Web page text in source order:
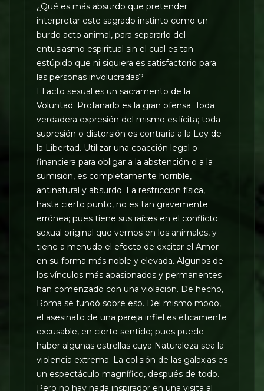
¿Qué es más absurdo que pretender
interpretar este sagrado instinto como un
burdo acto animal, para separarlo del
entusiasmo espiritual sin el cual es tan
estúpido que ni siquiera es satisfactorio para
las personas involucradas?
El acto sexual es un sacramento de la
Voluntad. Profanarlo es la gran ofensa. Toda
verdadera expresión del mismo es lícita; toda
supresión o distorsión es contraria a la Ley de
la Libertad. Utilizar una coacción legal o
financiera para obligar a la abstención o a la
sumisión, es completamente horrible,
antinatural y absurdo. La restricción física,
hasta cierto punto, no es tan gravemente
errónea; pues tiene sus raíces en el conflicto
sexual original que vemos en los animales, y
tiene a menudo el efecto de excitar el Amor
en su forma más noble y elevada. Algunos de
los vínculos más apasionados y permanentes
han comenzado con una violación. De hecho,
Roma se fundó sobre eso. Del mismo modo,
el asesinato de una pareja infiel es éticamente
excusable, en cierto sentido; pues puede
haber algunas estrellas cuya Naturaleza sea la
violencia extrema. La colisión de las galaxias es
un espectáculo magnífico, después de todo.
Pero no hay nada inspirador en una visita al